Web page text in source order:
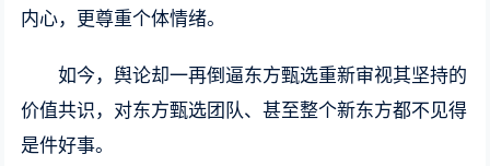
内心，更尊重个体情绪。
如今，舆论却一再倒逼东方甄选重新审视其坚持的
价值共识，对东方甄选团队、甚至整个新东方都不见得
是件好事。